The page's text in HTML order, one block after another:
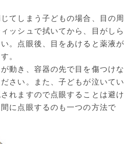
てしまう子どもの場合、目の周
ッシュで拭いてから、目がしら
。点眼後、目をあけると薬液が
。
動き、容器の先で目を傷つけな
さい。また、子どもが泣いてい
れますので点眼することは避け
に点眼するのも一つの方法で